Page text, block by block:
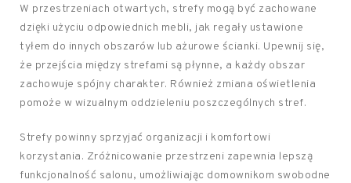
W przestrzeniach otwartych, strefy mogą być zachowane
dzięki użyciu odpowiednich mebli, jak regały ustawione
tyłem do innych obszarów lub ażurowe ścianki. Upewnij się,
że przejścia między strefami są płynne, a każdy obszar
zachowuje spójny charakter. Również zmiana oświetlenia
pomoże w wizualnym oddzieleniu poszczególnych stref.
Strefy powinny sprzyjać organizacji i komfortowi
korzystania. Zróżnicowanie przestrzeni zapewnia lepszą
funkcjonalność salonu, umożliwiając domownikom swobodne